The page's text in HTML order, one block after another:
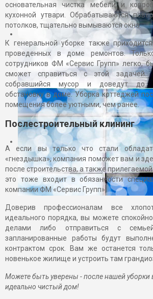
основательная чистка мебели и
кухонной утвари. Обрабатываются
потолков, тщательно вымываются окна.
К генеральной уборке также
проведенных в доме ремонтов.
сотрудников ФМ «Сервис Групп» легко,
сможет справиться с этой задачей.
собравшийся мусор и доведут до
обстановку в доме. Уборка коттеджей
помещения более уютными, чем ранее.
Послестроительный клининг
А если вы только что стали
«гнездышка», компания поможет вам и
после строительства, а также
это тоже входит в обязанности
компании ФМ «Сервис Групп».
Доверив профессионалам все
идеального порядка, вы можете
делами либо отправиться с
запланированные работы будут
контрактом срок. Вам же останется
новенькое жилище и устроить там
Можете быть уверены - после нашей уборки
идеально чистый дом!